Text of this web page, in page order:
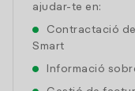
ajudar-te en:
Contractació
Smart
Informació